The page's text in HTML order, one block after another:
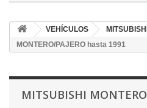
VEHÍCULOS MITSUBISHI
MONTERO/PAJERO hasta 1991
MITSUBISHI